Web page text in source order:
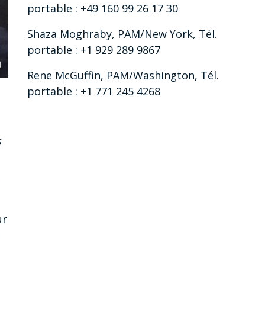
portable : +49 160 99 26 17 30
Shaza Moghraby, PAM/New York, Tél.
portable : +1 929 289 9867
Rene McGuffin, PAM/Washington, Tél.
portable : +1 771 245 4268